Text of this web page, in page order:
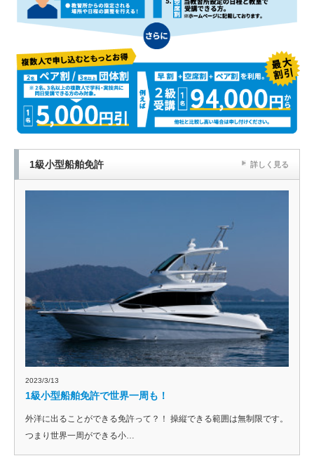
1級小型船舶免許 詳しく見る
2023/3/13
1級小型船舶免許で世界一周も！
外洋に出ることができる免許って？！ 操縦できる範囲は無制限です。
つまり世界一周ができる小…